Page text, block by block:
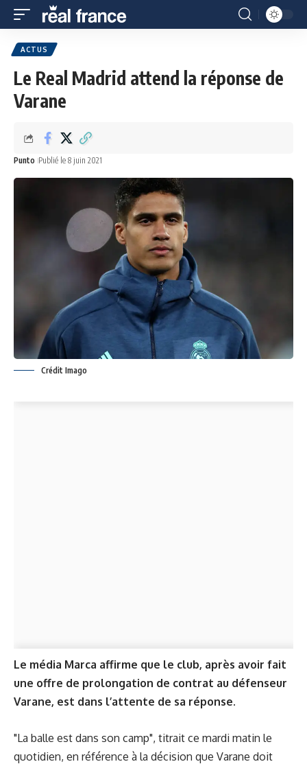
ACTUS
Le Real Madrid attend la réponse de
Varane
Punto Publié le 8 juin 2021
Crédit Imago
Le média Marca affirme que le club, après avoir fait
une offre de prolongation de contrat au défenseur
Varane, est dans l’attente de sa réponse.
"La balle est dans son camp", titrait ce mardi matin le
quotidien, en référence à la décision que Varane doit